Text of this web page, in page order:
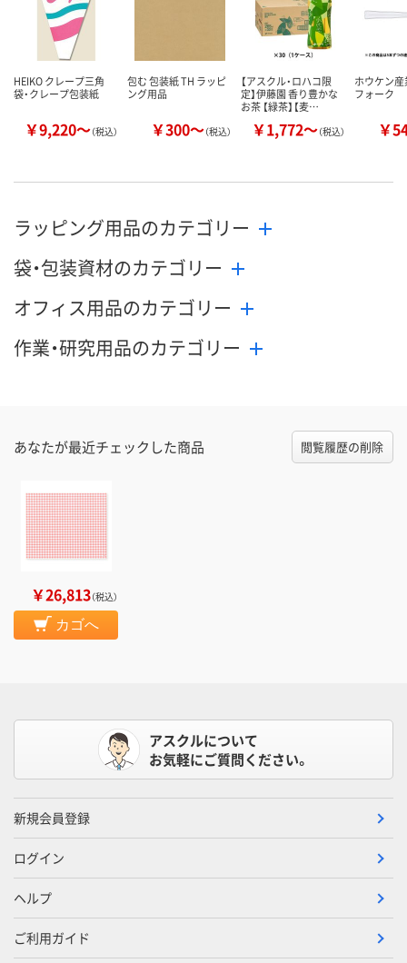
HEIKO クレープ三角
袋・クレープ包装紙
￥9,220～（税込）
包む 包装紙 TH ラッピ
ング用品
￥300～（税込）
【アスクル・ロハコ限
定】伊藤園 香り豊かな
お茶 【緑茶】【麦…
￥1,772～（税込）
ホウケン
フォーク
￥
ラッピング用品のカテゴリー
袋・包装資材のカテゴリー
オフィス用品のカテゴリー
作業・研究用品のカテゴリー
あなたが最近チェックした商品 閲覧履歴の削除
￥26,813（税込）
カゴへ
アスクルについて
お気軽にご質問ください。
新規会員登録
ログイン
ヘルプ
ご利用ガイド